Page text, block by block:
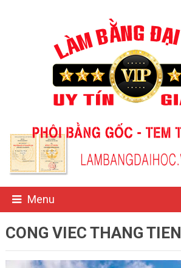
Menu
CONG VIEC THANG TIEN